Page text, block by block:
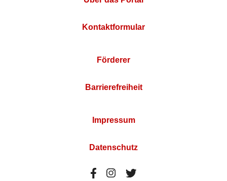
Kontaktformular
Förderer
Barrierefreiheit
Impressum
Datenschutz